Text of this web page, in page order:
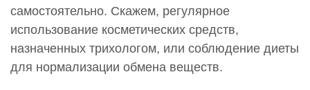
самостоятельно. Скажем, регулярное
использование косметических средств,
назначенных трихологом, или соблюдение диеты
для нормализации обмена веществ.